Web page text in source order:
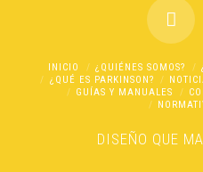
INICIO ¿QUIÉNES SOMOS?
¿QUÉ ES PARKINSON?
GUÍAS Y MANUALES
DISEÑO QUE